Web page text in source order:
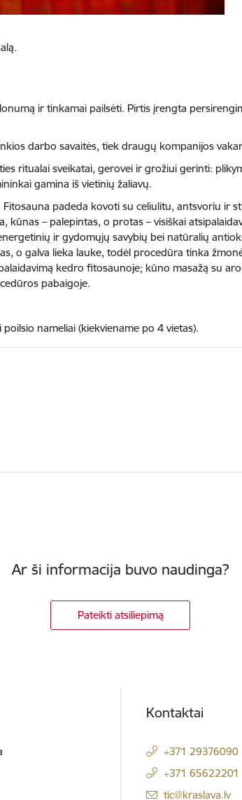
ir tinkamai pailsėti. Pirtis įrengta
darbo savaitės, tiek draugų kompanijos
ritualai sveikatai, gerovei ir grožiui gerinti:
gamina iš vietinių žaliavų.
padeda kovoti su celiulitu, antsvoriu ir
– palepintas, o protas – visiškai
ir gydomųjų savybių bei natūralių
o galva lieka lauke, todėl procedūra tinka
kedro fitosaunoje; kūno masažą su
pabaigoje.
nameliai (kiekviename po 4 vietas).
Ar ši informacija buvo naudinga?
Pateikti atsiliepimą
Kontaktai
+371 29376090
+371 65622201
El. paštas:
tic@kraslava.lv